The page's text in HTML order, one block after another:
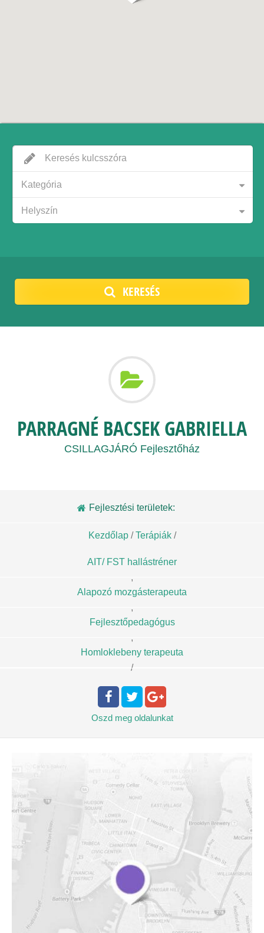
Kategória
Helyszín
KERESÉS
PARRAGNÉ BACSEK GABRIELLA
CSILLAGJÁRÓ Fejlesztőház
Fejlesztési területek:
Kezdőlap / Terápiák /
AIT/ FST hallástréner
,
Alapozó mozgásterapeuta
,
Fejlesztőpedagógus
,
Homloklebeny terapeuta
/
Oszd meg oldalunkat